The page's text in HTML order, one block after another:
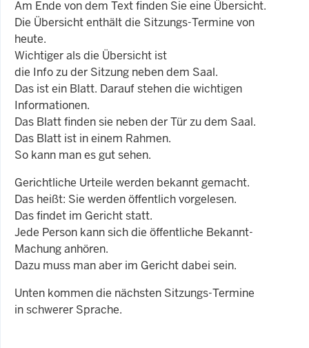
Am Ende von dem Text finden Sie eine Übersicht.
Die Übersicht enthält die Sitzungs-Termine von
heute.
Wichtiger als die Übersicht ist
die Info zu der Sitzung neben dem Saal.
Das ist ein Blatt. Darauf stehen die wichtigen
Informationen.
Das Blatt finden sie neben der Tür zu dem Saal.
Das Blatt ist in einem Rahmen.
So kann man es gut sehen.
Gerichtliche Urteile werden bekannt gemacht.
Das heißt: Sie werden öffentlich vorgelesen.
Das findet im Gericht statt.
Jede Person kann sich die öffentliche Bekannt-
Machung anhören.
Dazu muss man aber im Gericht dabei sein.
Unten kommen die nächsten Sitzungs-Termine
in schwerer Sprache.